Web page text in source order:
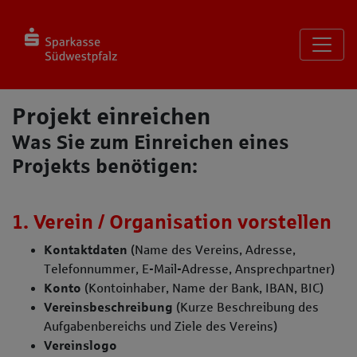
Projekt einreichen
Was Sie zum Einreichen eines
Projekts benötigen:
1. Verein / Organisation vorstellen
Kontaktdaten (Name des Vereins, Adresse,
Telefonnummer, E-Mail-Adresse, Ansprechpartner)
Konto (Kontoinhaber, Name der Bank, IBAN, BIC)
Vereinsbeschreibung (Kurze Beschreibung des
Aufgabenbereichs und Ziele des Vereins)
Vereinslogo